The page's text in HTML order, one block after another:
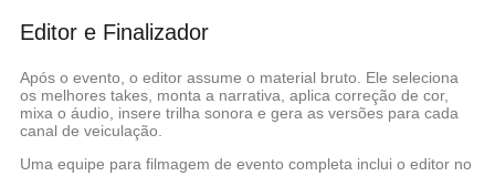
Editor e Finalizador
Após o evento, o editor assume o material bruto. Ele seleciona
os melhores takes, monta a narrativa, aplica correção de cor,
mixa o áudio, insere trilha sonora e gera as versões para cada
canal de veiculação.
Uma equipe para filmagem de evento completa inclui o editor no